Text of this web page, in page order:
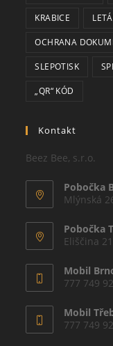
KRABICE
OCHRANA
SLEPOTISK
„QR“ KÓD
Kontakt
Beez Bee, s.r.o.
Pobočka
Mlýnská
Pobočka
Eliščina
Mobil
777 749
Mobil
777 749